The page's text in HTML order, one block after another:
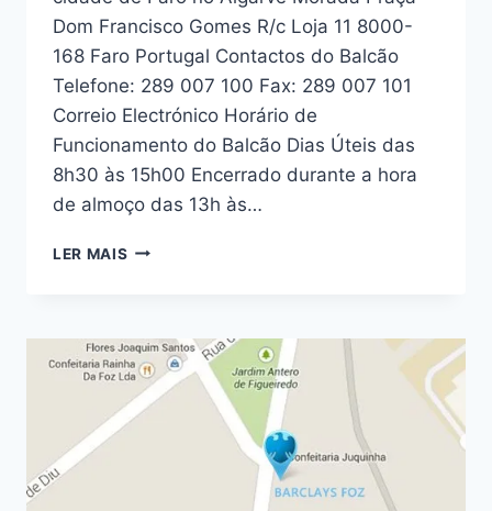
Dom Francisco Gomes R/c Loja 11 8000-
168 Faro Portugal Contactos do Balcão
Telefone: 289 007 100 Fax: 289 007 101
Correio Electrónico Horário de
Funcionamento do Balcão Dias Úteis das
8h30 às 15h00 Encerrado durante a hora
de almoço das 13h às…
LER MAIS BARCLAYS
ALGARVE